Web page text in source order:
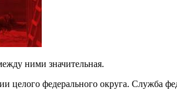
ними значительная.
целого федерального округа. Служба